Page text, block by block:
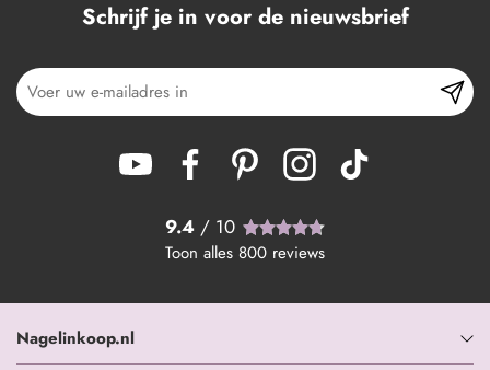
Schrijf je in voor de nieuwsbrief
9.4 / 10
Toon alles 800 reviews
Nagelinkoop.nl